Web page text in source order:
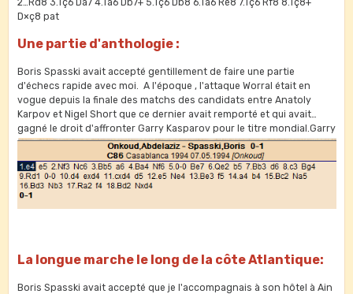
2…Rd8 3.Tç6 Da7 4.Ta6 Db7+ 5.Tç6 Db8 6.Ta6 Ré8 7.Tç6 Rf8 8.Tç8+
D×ç8 pat
Une partie d'anthologie :
Boris Spasski avait accepté gentillement de faire une partie
d'échecs rapide avec moi. A l'époque , l'attaque Worral était en
vogue depuis la finale des matchs des candidats entre Anatoly
Karpov et Nigel Short que ce dernier avait remporté et qui avait
gagné le droit d'affronter Garry Kasparov pour le titre mondial.Garry
et Nigel se sont bien affrontés mais dans le cadre d'une nouvelle
association dissidente loin de la bannière de la FIDE.
La longue marche le long de la côte Atlantique:
Boris Spasski avait accepté que je l'accompagnais à son hôtel à Ain